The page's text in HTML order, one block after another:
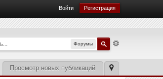
Войти Регистрация
Форумы
Просмотр новых публикаций